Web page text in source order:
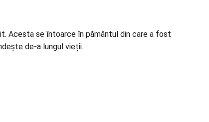
Acesta se întoarce în pământul din care a fost
de-a lungul vieții.